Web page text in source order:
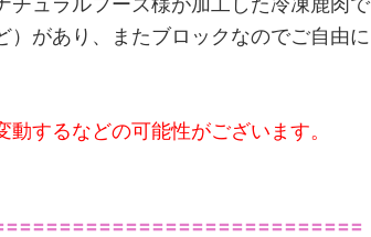
があり、またブロックなのでご自由に
するなどの可能性がございます。
〓〓〓〓〓〓〓〓〓〓〓〓〓〓〓〓〓〓〓〓〓〓〓〓〓〓